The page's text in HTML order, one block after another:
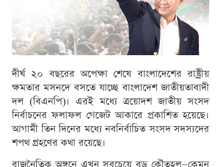
দীর্ঘ ২০ বছরের অপেক্ষা শেষে বাংলাদেশের রাষ্ট্রীয়
ক্ষমতার মসনদে বসতে যাচ্ছে বাংলাদেশ জাতীয়তাবাদী
দল (বিএনপি)। এরই মধ্যে ত্রয়োদশ জাতীয় সংসদ
নির্বাচনের ফলাফল গেজেট আকারে প্রকাশিত হয়েছে।
আগামী তিন দিনের মধ্যে নবনির্বাচিত সংসদ সদস্যদের
শপথ গ্রহণের কথা রয়েছে।